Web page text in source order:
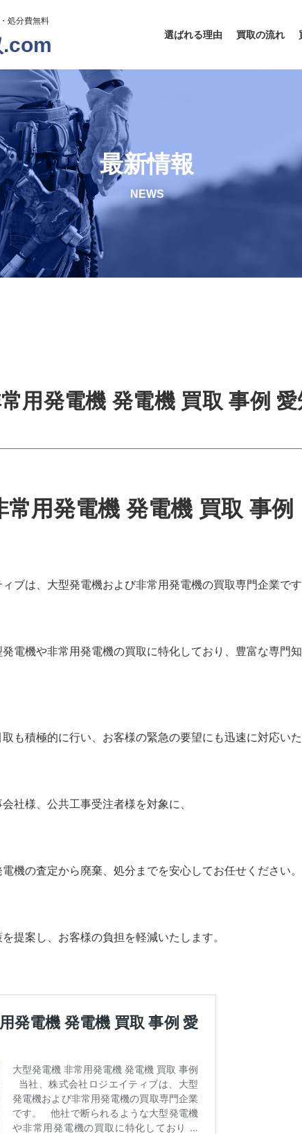
処分費無料
.com 選ばれる理由 買取の流れ
最新情報
NEWS
用発電機 発電機 買取 事例
常用発電機 発電機 買取 事例
ブは、大型発電機および非常用発電機の買取専門企業で
電機や非常用発電機の買取に特化しており、豊富な専門
も積極的に行い、お客様の緊急の要望にも迅速に対応い
社様、公共工事受注者様を対象に、
機の査定から廃棄、処分までを安心してお任せください。
提案し、お客様の負担を軽減いたします。